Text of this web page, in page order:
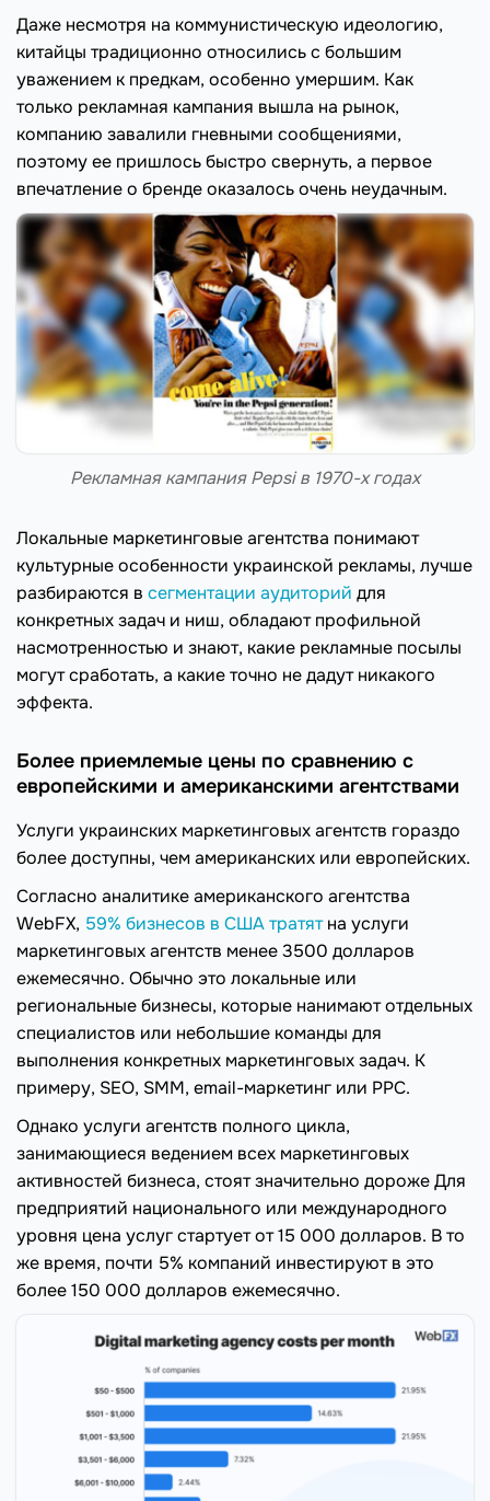
Даже несмотря на коммунистическую идеологию,
китайцы традиционно относились с большим
уважением к предкам, особенно умершим. Как
только рекламная кампания вышла на рынок,
компанию завалили гневными сообщениями,
поэтому ее пришлось быстро свернуть, а первое
впечатление о бренде оказалось очень неудачным.
Рекламная кампания Pepsi в 1970-х годах
Локальные маркетинговые агентства понимают
культурные особенности украинской рекламы, лучше
разбираются в сегментации аудиторий для
конкретных задач и ниш, обладают профильной
насмотренностью и знают, какие рекламные посылы
могут сработать, а какие точно не дадут никакого
эффекта.
Более приемлемые цены по сравнению с
европейскими и американскими агентствами
Услуги украинских маркетинговых агентств гораздо
более доступны, чем американских или европейских.
Согласно аналитике американского агентства
WebFX, 59% бизнесов в США тратятна услуги
маркетинговых агентств менее 3500 долларов
ежемесячно. Обычно это локальные или
региональные бизнесы, которые нанимают отдельных
специалистов или небольшие команды для
выполнения конкретных маркетинговых задач. К
примеру, SEO, SMM, email-маркетинг или PPC.
Однако услуги агентств полного цикла,
занимающиеся ведением всех маркетинговых
активностей бизнеса, стоят значительно дороже Для
предприятий национального или международного
уровня цена услуг стартует от 15 000 долларов. В то
же время, почти 5% компаний инвестируют в это
более 150 000 долларов ежемесячно.